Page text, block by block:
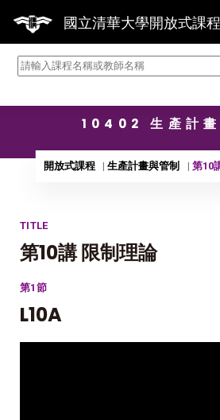
國立清華大學開放式課程
10402 生產計畫
開放式課程 生產計畫與管制 第10
TITLE
第10講 限制理論
第1節
L10A